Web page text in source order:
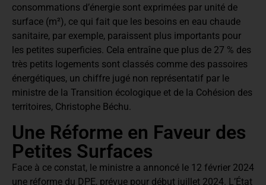
consommations d’énergie sont exprimées par unité de
surface (m²), ce qui fait que les besoins en eau chaude
sanitaire, par exemple, paraissent plus importants pour
les petites superficies. Cela entraîne que plus de 27 % des
très petits logements sont classés comme des passoires
énergétiques, un chiffre jugé non représentatif par le
ministre de la Transition écologique et de la Cohésion des
territoires, Christophe Béchu.
Une Réforme en Faveur des
Petites Surfaces
Face à ce constat, le ministre a annoncé le 12 février 2024
une réforme du DPE, prévue pour début juillet 2024. L’État